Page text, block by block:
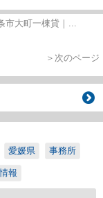
市大町一棟貸｜...
＞次のページ
愛媛県 事務所
報